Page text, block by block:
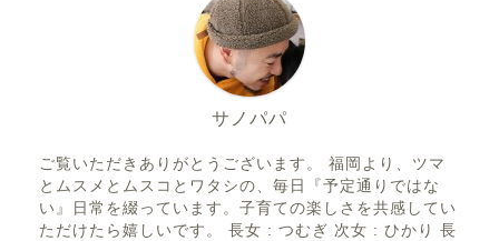
サノパパ
ご覧いただきありがとうございます。 福岡より、ツマ
とムスメとムスコとワタシの、毎日『予定通りではな
い』日常を綴っています。子育ての楽しさを共感してい
ただけたら嬉しいです。 長女 : つむぎ 次女 : ひかり 長